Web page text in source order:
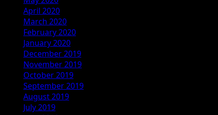
April 2020
March 2020
February 2020
January 2020
December 2019
November 2019
October 2019
September 2019
August 2019
July 2019